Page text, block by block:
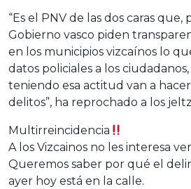
“Es el PNV de las dos caras que,
Gobierno vasco piden
en los municipios vizcaínos lo
datos policiales a los
teniendo esa actitud van a
delitos”, ha reprochado a los
Multirreincidencia
A los Vizcainos no les interesa
Queremos saber por qué el
ayer hoy está en la calle.